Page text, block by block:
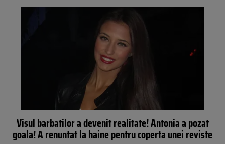
Visul barbatilor a devenit realitate! Antonia a pozat
goala! A renuntat la haine pentru coperta unei reviste